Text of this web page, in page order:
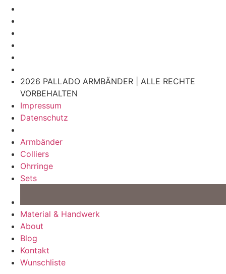
2026 PALLADO ARMBÄNDER | ALLE RECHTE
VORBEHALTEN
Impressum
Datenschutz
Armbänder
Colliers
Ohrringe
Sets
Material & Handwerk
About
Blog
Kontakt
Wunschliste